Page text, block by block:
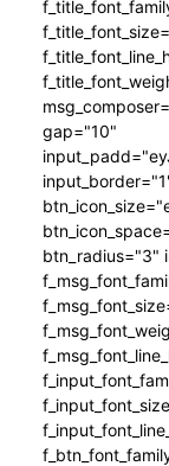
gap="10"
btn_radius="3"